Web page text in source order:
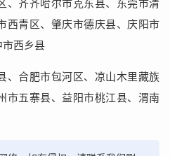
、齐齐哈尔市克东县、东莞市清
西青区、肇庆市德庆县、庆阳市
市西乡县
、合肥市包河区、凉山木里藏族
市五寨县、益阳市桃江县、渭南